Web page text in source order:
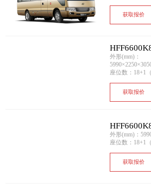
获取报价
外形(mm)：
座位数：18+1（
获取报价
外形(mm)：
座位数：18+1（
获取报价